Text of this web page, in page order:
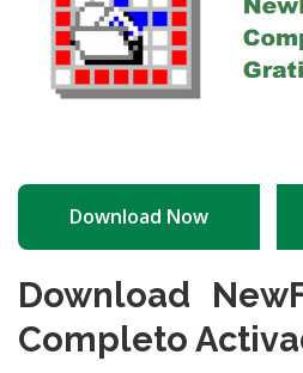
Download Now
Download
Completo